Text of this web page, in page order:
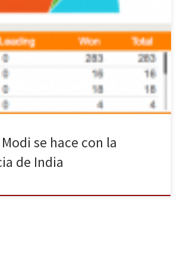
datos difundidos por el diario The Times of
Indio (BJP) ha obtenido 283 escaños en
por lo que su candidato, Narenda Modi
ministro. Muy por debajo se sitúa el
(INC por sus siglas […]
se hace con la
de India